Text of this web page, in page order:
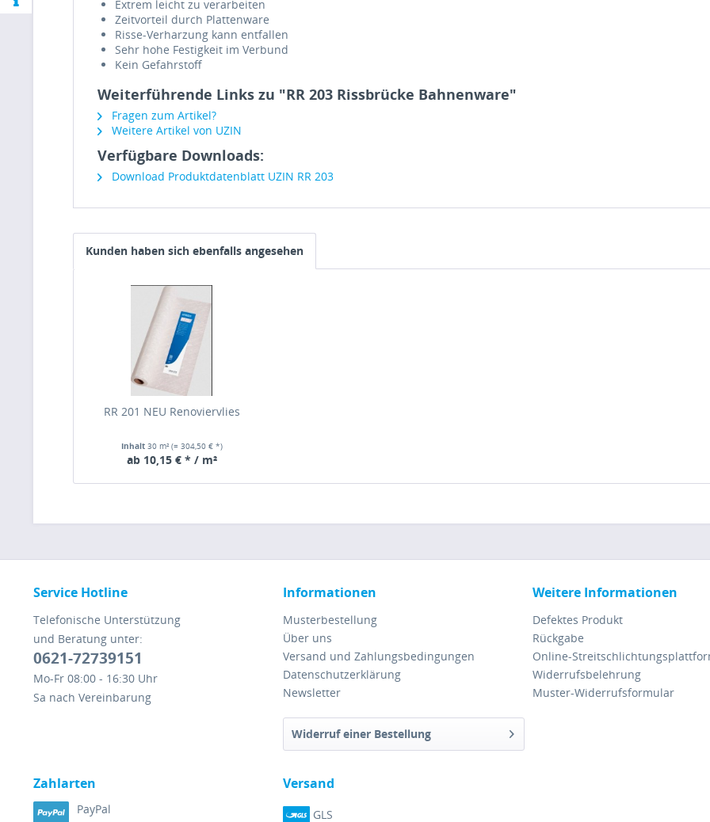
Extrem leicht zu verarbeiten
Zeitvorteil durch Plattenware
Risse-Verharzung kann entfallen
Sehr hohe Festigkeit im Verbund
Kein Gefahrstoff
Weiterführende Links zu "RR 203 Rissbrücke Bahnenware"
Fragen zum Artikel?
Weitere Artikel von UZIN
Verfügbare Downloads:
Download Produktdatenblatt UZIN RR 203
Kunden haben sich ebenfalls angesehen
RR 201 NEU Renoviervlies
Inhalt 30 m²(= 304,50 € *)
ab 10,15 € * / m²
Service Hotline
Telefonische Unterstützung
und Beratung unter:
0621-72739151
Mo-Fr 08:00 - 16:30 Uhr
Sa nach Vereinbarung
Informationen
Musterbestellung
Über uns
Versand und Zahlungsbedingungen
Datenschutzerklärung
Newsletter
Widerruf einer Bestellung
Weitere Informationen
Defektes Produkt
Rückgabe
Online-
Widerrufsbelehrung
Muster-Widerrufsformular
Zahlarten
PayPal
Versand
GLS